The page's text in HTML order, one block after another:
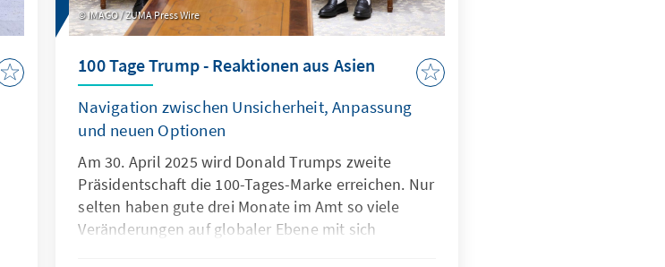
IMAGO / ZUMA Press Wire
100 Tage Trump - Reaktionen aus Asien
Navigation zwischen Unsicherheit, Anpassung
und neuen Optionen
Am 30. April 2025 wird Donald Trumps zweite
Präsidentschaft die 100-Tages-Marke erreichen. Nur
selten haben gute drei Monate im Amt so viele
Veränderungen auf globaler Ebene mit sich